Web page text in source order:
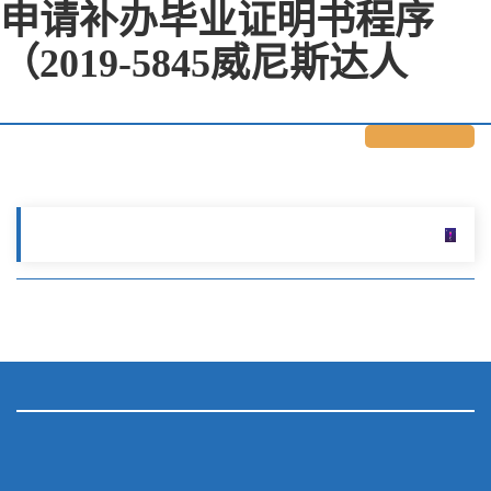
申请补办毕业证明书程序
（2019-5845威尼斯达人